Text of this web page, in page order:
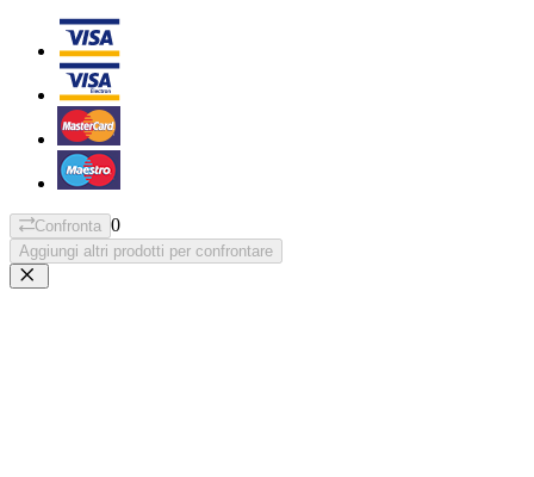
Confronta 0
Aggiungi altri prodotti per confrontare